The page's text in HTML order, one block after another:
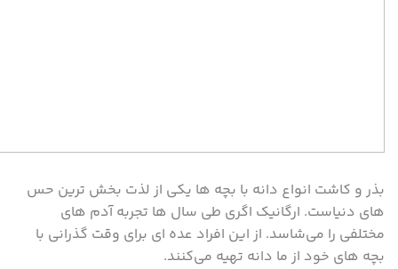
بذر و کاشت انواع دانه با بچه ها یکی از لذت بخش ترین حس
های دنیاست. ارگانیک اگری طی سال ها تجربه آدم های
مختلفی را می‌شاسد. از این افراد عده ای برای وقت گذرانی با
بچه های خود از ما دانه تهیه می‌کنند.